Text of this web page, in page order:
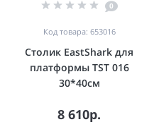
0
Код товара: 653016
Столик EastShark для
платформы TST 016
30*40см
8 610р.